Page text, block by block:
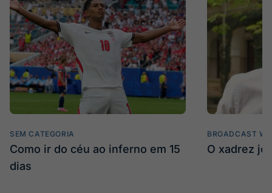
SEM CATEGORIA
Como ir do céu ao inferno em 15
dias
BROADCAST
O xadrez